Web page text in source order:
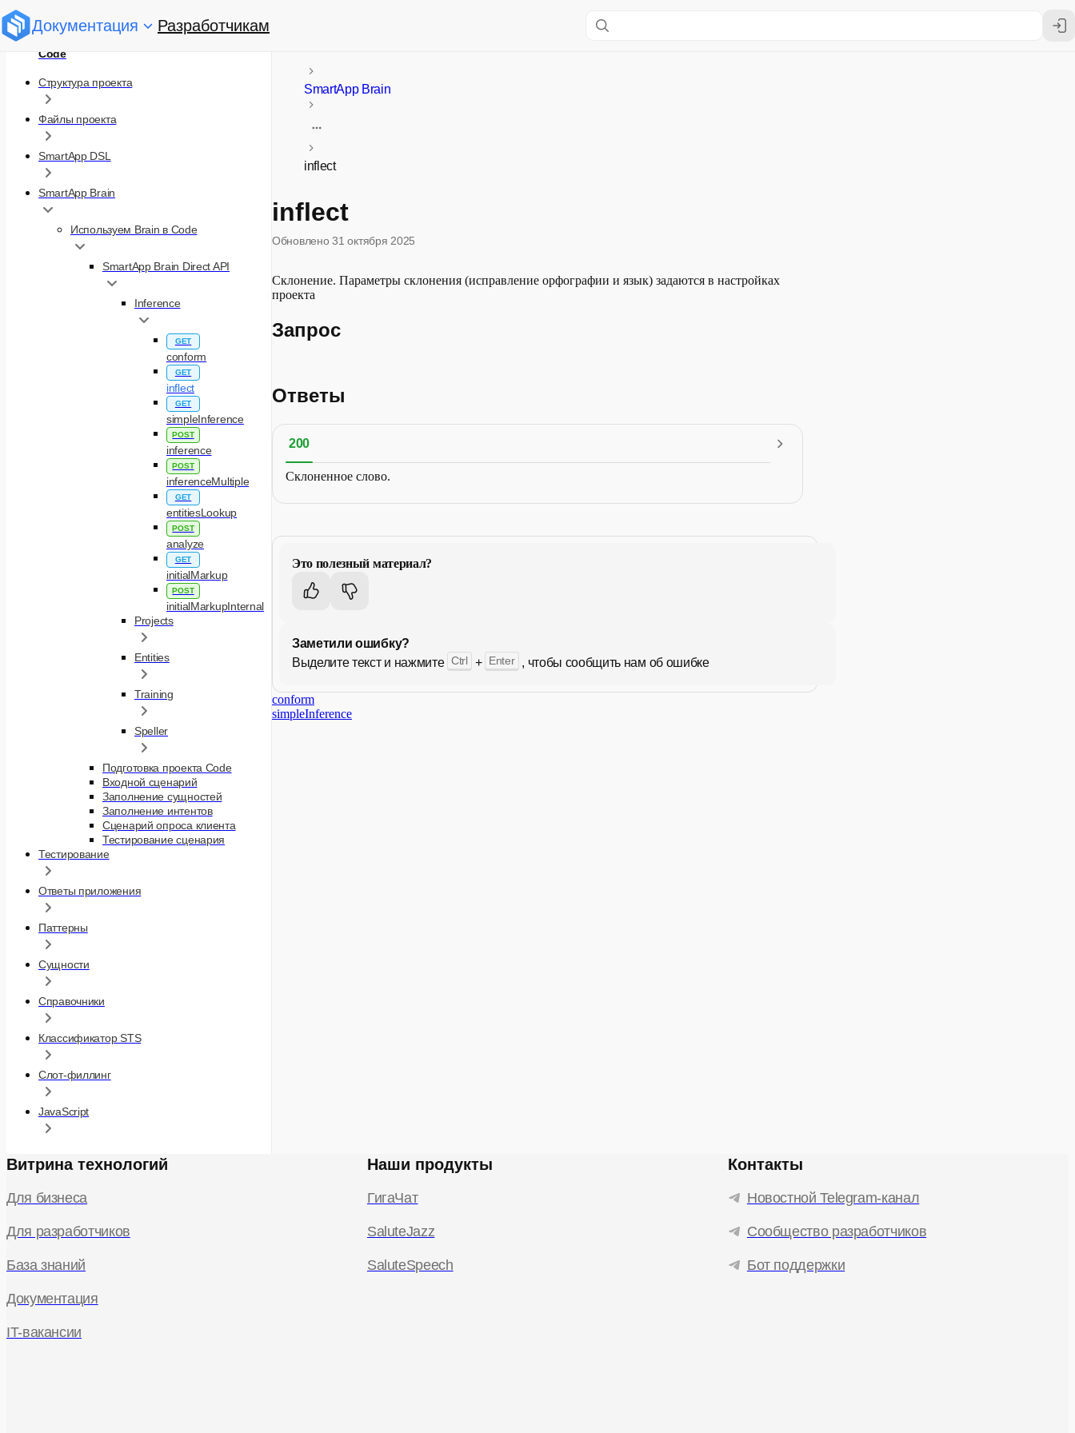
Документация Разработчикам
Code
Структура проекта
Файлы проекта
SmartApp DSL
SmartApp Brain
Используем Brain в Code
SmartApp Brain Direct API
Inference
GET
conform
GET
inflect
GET
simpleInference
POST
inference
POST
inferenceMultiple
GET
entitiesLookup
POST
analyze
GET
initialMarkup
POST
initialMarkupInternal
Projects
Entities
Training
Speller
Подготовка проекта Code
Входной сценарий
Заполнение сущностей
Заполнение интентов
Сценарий опроса клиента
Тестирование сценария
Тестирование
Ответы приложения
Паттерны
Сущности
Справочники
Классификатор STS
Слот-филлинг
JavaScript
SmartApp Brain
inflect
inflect
Обновлено 31 октября 2025
Склонение. Параметры склонения (исправление орфографии и язык) задаются в настройках
проекта
Запрос
Ответы
200
Склоненное слово.
Это полезный материал?
Заметили ошибку?
Выделите текст и нажмите Ctrl + Enter , чтобы сообщить нам об ошибке
conform
simpleInference
Витрина технологий
Для бизнеса
Для разработчиков
База знаний
Документация
IT-вакансии
Наши продукты
ГигаЧат
SaluteJazz
SaluteSpeech
Контакты
Новостной Telegram-канал
Сообщество разработчиков
Бот поддержки